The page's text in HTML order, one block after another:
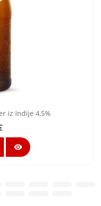
iz Indije 4,5%
